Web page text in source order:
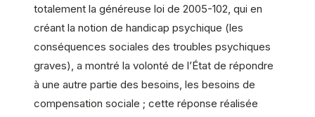
totalement la généreuse loi de 2005-102, qui en
créant la notion de handicap psychique (les
conséquences sociales des troubles psychiques
graves), a montré la volonté de l’État de répondre
à une autre partie des besoins, les besoins de
compensation sociale ; cette réponse réalisée